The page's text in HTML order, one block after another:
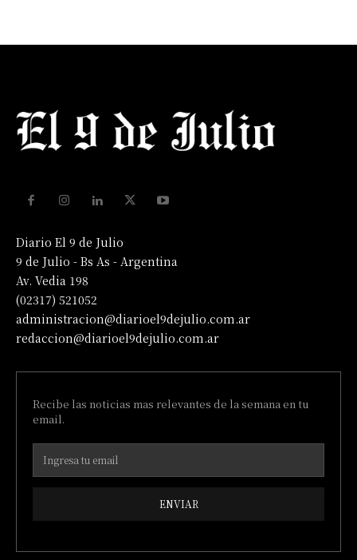
Diario El 9 de Julio
9 de Julio - Bs As - Argentina
Av. Vedia 198
(02317) 521052
administracion@diarioel9dejulio.com.ar
redaccion@diarioel9dejulio.com.ar
Recibe las noticias mas relevantes de la semana en tu
email.
ENVIAR